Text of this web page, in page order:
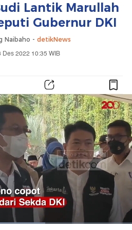
Lantik Marullah
Gubernur DKI
Naibaho - detikNews
Des 2022 10:35 WIB